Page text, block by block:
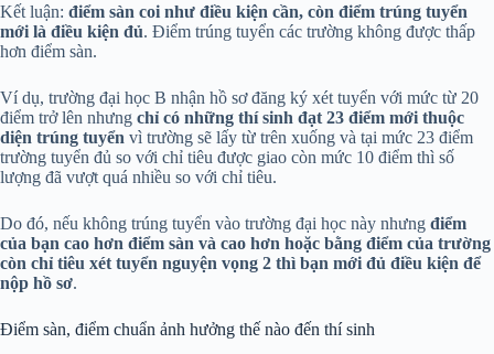
Kết luận: điểm sàn coi như điều kiện cần, còn điểm trúng tuyển
mới là điều kiện đủ. Điểm trúng tuyển các trường không được thấp
hơn điểm sàn.
Ví dụ, trường đại học B nhận hồ sơ đăng ký xét tuyển với mức từ 20
điểm trở lên nhưng chỉ có những thí sinh đạt 23 điểm mới thuộc
diện trúng tuyển vì trường sẽ lấy từ trên xuống và tại mức 23 điểm
trường tuyển đủ so với chỉ tiêu được giao còn mức 10 điểm thì số
lượng đã vượt quá nhiều so với chỉ tiêu.
Do đó, nếu không trúng tuyển vào trường đại học này nhưng điểm
của bạn cao hơn điểm sàn và cao hơn hoặc bằng điểm của trường
còn chỉ tiêu xét tuyển nguyện vọng 2 thì bạn mới đủ điều kiện để
nộp hồ sơ.
Điểm sàn, điểm chuẩn ảnh hưởng thế nào đến thí sinh